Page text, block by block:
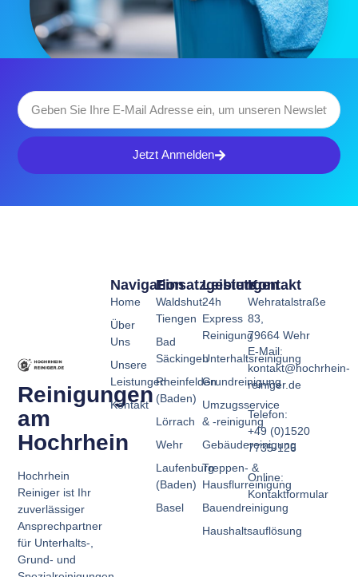
Jetzt Anmelden
Reinigungen
am
Hochrhein
Hochrhein
Reiniger ist Ihr
zuverlässiger
Ansprechpartner
für Unterhalts-,
Grund- und
Leistungen
24h
Express
Reinigung
Unterhaltsreinigung
Grundreinigung
Umzugsservice
& -reinigung
Gebäudereinigung
Treppen- &
Hausflurreinigung
Bauendreinigung
Haushaltsauflösung
Einsatzgebiete
Waldshut-
Tiengen
Bad
Säckingen
Rheinfelden
(Baden)
Lörrach
Wehr
Laufenburg
(Baden)
Basel
Navigation
Home
Über
Uns
Unsere
Leistungen
Kontakt
Kontakt
Wehratalstraße
83,
79664 Wehr
E-Mail:
kontakt@hochrhein-
reiniger.de
Telefon:
+49 (0)1520
7735-126
Online:
Kontaktformular